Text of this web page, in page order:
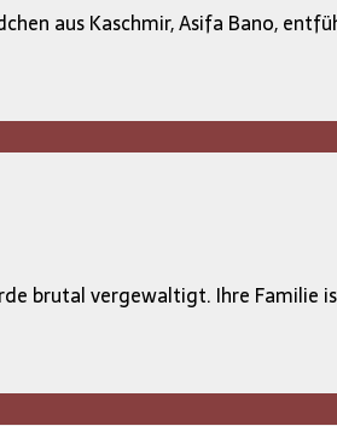
aus Kaschmir, Asifa Bano,
brutal vergewaltigt. Ihre Familie